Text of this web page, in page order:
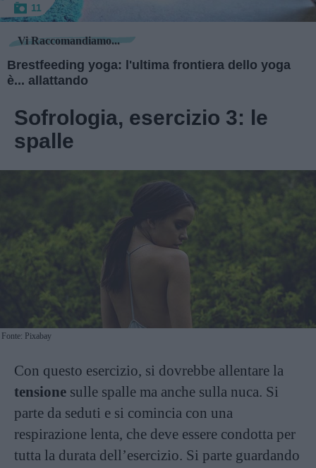
11
Vi Raccomandiamo...
Brestfeeding yoga: l'ultima frontiera dello yoga
è... allattando
Sofrologia, esercizio 3: le
spalle
Fonte: Pixabay
Con questo esercizio, si dovrebbe allentare la
tensione sulle spalle ma anche sulla nuca. Si
parte da seduti e si comincia con una
respirazione lenta, che deve essere condotta per
tutta la durata dell’esercizio. Si parte guardando